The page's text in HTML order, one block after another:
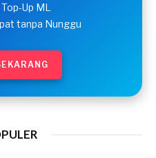
Up ML
tanpa Nunggu